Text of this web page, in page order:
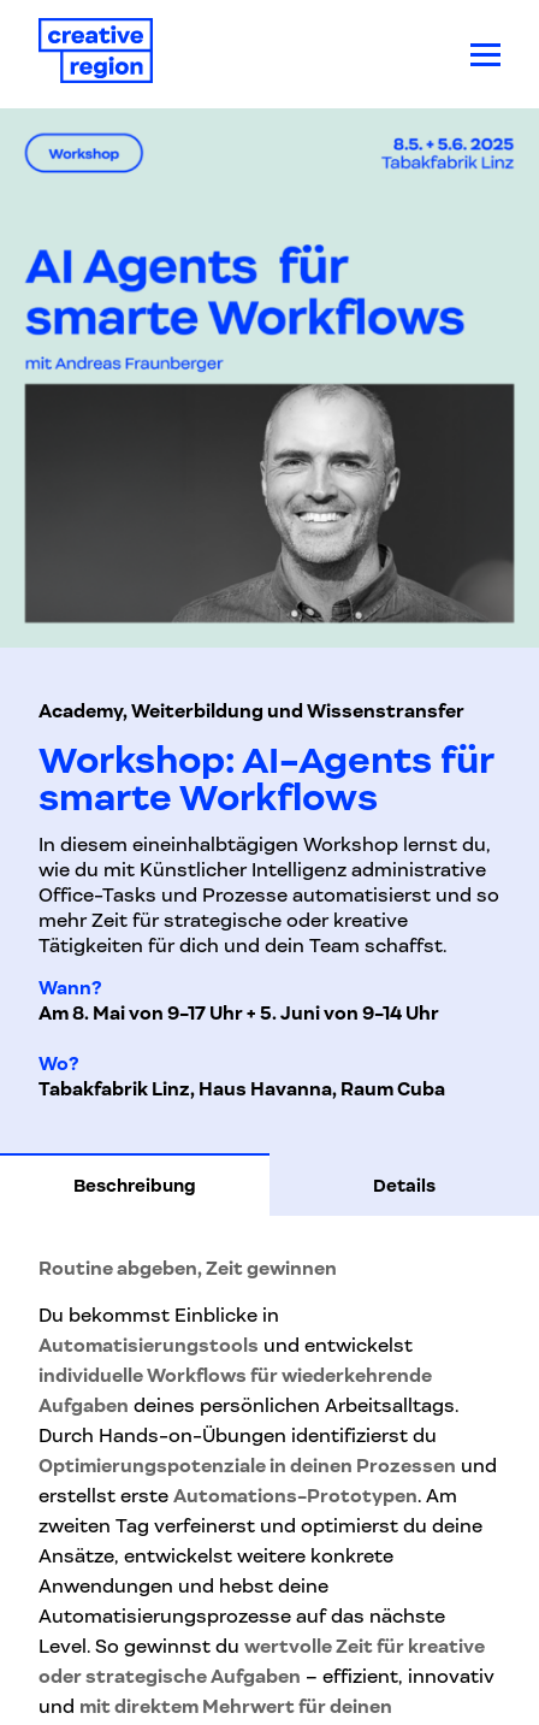
Academy, Weiterbildung und Wissenstransfer
Workshop: AI-Agents für
smarte Workflows
In diesem eineinhalbtägigen Workshop lernst du,
wie du mit Künstlicher Intelligenz administrative
Office-Tasks und Prozesse automatisierst und so
mehr Zeit für strategische oder kreative
Tätigkeiten für dich und dein Team schaffst.
Wann?
Am 8. Mai von 9-17 Uhr + 5. Juni von 9-14 Uhr
Wo?
Tabakfabrik Linz, Haus Havanna, Raum Cuba
Beschreibung Details
Routine abgeben, Zeit gewinnen
Du bekommst Einblicke in
Automatisierungstools und entwickelst
individuelle Workflows für wiederkehrende
Aufgaben deines persönlichen Arbeitsalltags.
Durch Hands-on-Übungen identifizierst du
Optimierungspotenziale in deinen Prozessen und
erstellst erste Automations-Prototypen. Am
zweiten Tag verfeinerst und optimierst du deine
Ansätze, entwickelst weitere konkrete
Anwendungen und hebst deine
Automatisierungsprozesse auf das nächste
Level. So gewinnst du wertvolle Zeit für kreative
oder strategische Aufgaben – effizient, innovativ
und mit direktem Mehrwert für deinen